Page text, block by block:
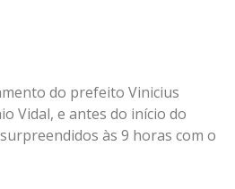
do prefeito Vinicius
Vidal, e antes do início do
às 9 horas com o